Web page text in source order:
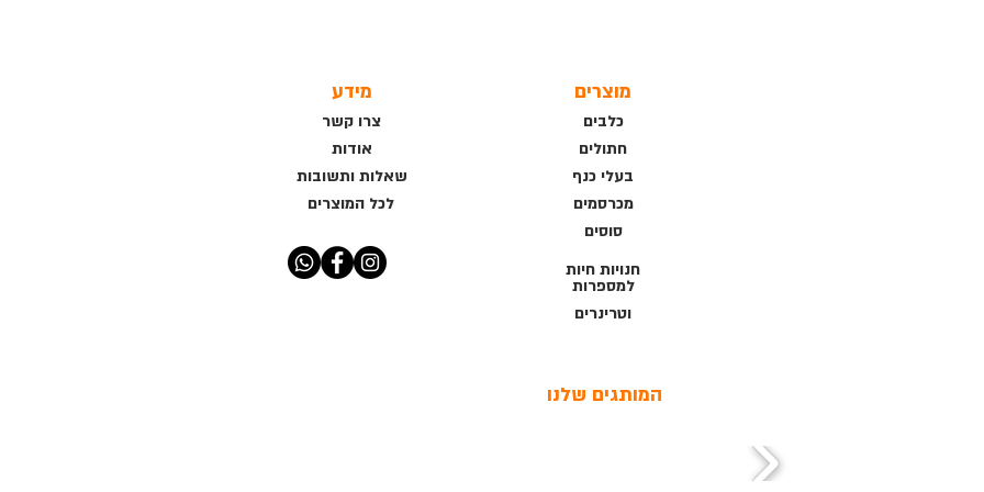
מידע
אודות
שאלות ותשובות
צרו קשר
לכל המוצרים
מוצרים
כלבים
חתולים
בעלי כנף
מכרסמים
סוסים
חנויות חיות
למספרות
וטרינרים
המותגים שלנו